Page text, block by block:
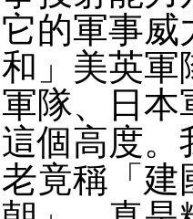
它的軍事威
和」美英軍
軍隊、日本
這個高度。
老竟稱「建